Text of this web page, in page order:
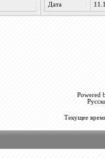
Дата
Powered
Текущее